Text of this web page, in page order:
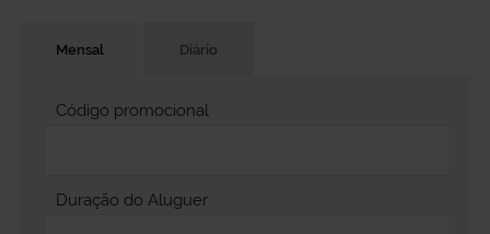
Mensal Diário
Duração do Aluguer
Código promocional